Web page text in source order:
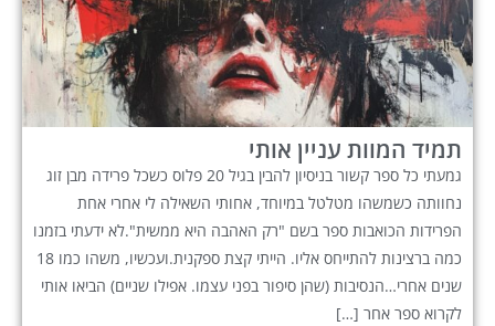
תמיד המוות עניין אותי
גמעתי כל ספר קשור בניסיון להבין בגיל 20 פלוס כשכל פרידה מבן זוג
נחוותה כשמשהו מטלטל במיוחד, אחותי השאילה לי אחרי אחת
הפרידות הכואבות ספר בשם "רק האהבה היא ממשית".לא ידעתי בזמנו
כמה ברצינות להתייחס אליו. הייתי קצת ספקנית.ועכשיו, משהו כמו 18
שנים אחרי…הנסיבות (שהן סיפור בפני עצמו. אפילו שניים) הביאו אותי
לקרוא ספר אחר […]